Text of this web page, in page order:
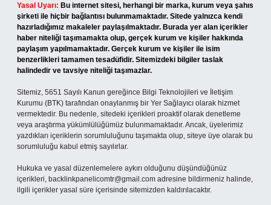
Yasal Uyarı: Bu internet sitesi, herhangi bir marka, kurum veya şahıs
şirketi ile hiçbir bağlantısı bulunmamaktadır. Sitede yalnızca kendi
hazırladığımız makaleler paylaşılmaktadır. Burada yer alan içerikler
haber niteliği taşımamakta olup, gerçek kurum ve kişiler hakkında
paylaşım yapılmamaktadır. Gerçek kurum ve kişiler ile isim
benzerlikleri tamamen tesadüfidir. Sitemizdeki bilgiler taslak
halindedir ve tavsiye niteliği taşımazlar.
Sitemiz, 5651 Sayılı Kanun gereğince Bilgi Teknolojileri ve İletişim
Kurumu (BTK) tarafından onaylanmış bir Yer Sağlayıcı olarak hizmet
vermektedir. Bu nedenle, sitedeki içerikleri proaktif olarak denetleme
veya araştırma yükümlülüğümüz bulunmamaktadır. Ancak, üyelerimiz
yazdıkları içeriklerin sorumluluğunu taşımakta olup, siteye üye olarak bu
sorumluluğu kabul etmiş sayılırlar.
Hukuka ve yasal düzenlemelere aykırı olduğunu düşündüğünüz
içerikleri, backlinkpanelicomtr@gmail.com adresine bildirmeniz halinde,
ilgili içerikler yasal süre içerisinde sitemizden kaldırılacaktır.